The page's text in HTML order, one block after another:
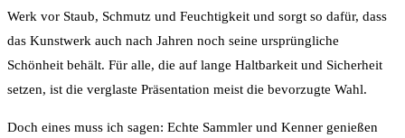
Werk vor Staub, Schmutz und Feuchtigkeit und sorgt so dafür, dass
das Kunstwerk auch nach Jahren noch seine ursprüngliche
Schönheit behält. Für alle, die auf lange Haltbarkeit und Sicherheit
setzen, ist die verglaste Präsentation meist die bevorzugte Wahl.
Doch eines muss ich sagen: Echte Sammler und Kenner genießen